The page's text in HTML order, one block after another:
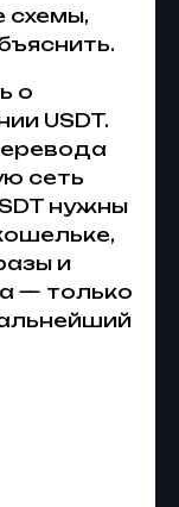
схемы,
о
USDT.
сеть
нужны
и
— только